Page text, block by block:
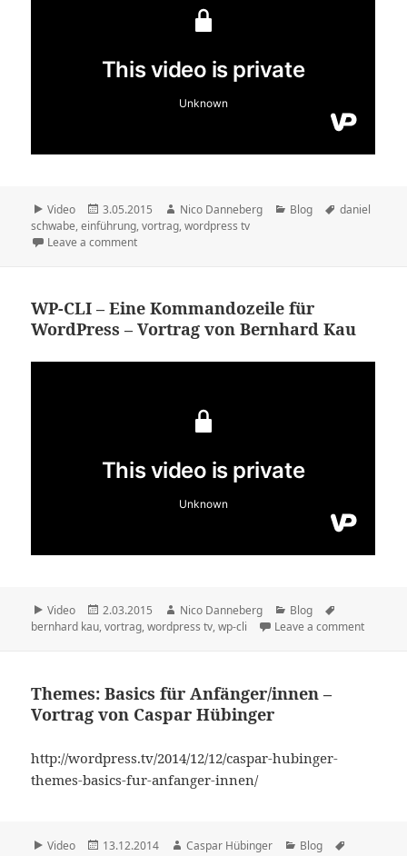
Format
Video
Veröffentlicht
am
3.05.2015 Autor
Nico Danneberg Kategorien
Blog Schlagwörter
daniel
schwabe,einführung,vortrag,wordpress tv
Leave a comment
WP-CLI – Eine Kommandozeile für
WordPress – Vortrag von Bernhard Kau
Format
Video
Veröffentlicht
am
2.03.2015 Autor
Nico Danneberg Kategorien
Blog
bernhard kau,vortrag,wordpress tv,wp-cli Leave a comment
Themes: Basics für Anfänger/innen –
Vortrag von Caspar Hübinger
http://wordpress.tv/2014/12/12/caspar-hubinger-
themes-basics-fur-anfanger-innen/
Format
Video
Veröffentlicht
13.12.2014 Autor
Caspar Hübinger Kategorien
Blog